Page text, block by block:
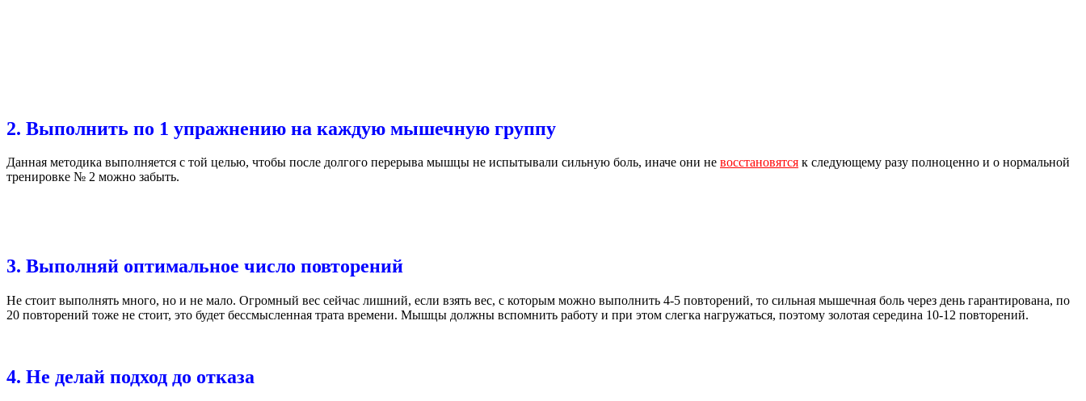
2. Выполнить по 1 упражнению на каждую мышечную группу
Данная методика выполняется с той целью, чтобы после долгого перерыва мышцы не испытывали сильную боль, иначе они не восстановятся к следующему разу полноценно и о нормальной
тренировке № 2 можно забыть.
3. Выполняй оптимальное число повторений
Не стоит выполнять много, но и не мало. Огромный вес сейчас лишний, если взять вес, с которым можно выполнить 4-5 повторений, то сильная мышечная боль через день гарантирована, по
20 повторений тоже не стоит, это будет бессмысленная трата времени. Мышцы должны вспомнить работу и при этом слегка нагружаться, поэтому золотая середина 10-12 повторений.
4. Не делай подход до отказа